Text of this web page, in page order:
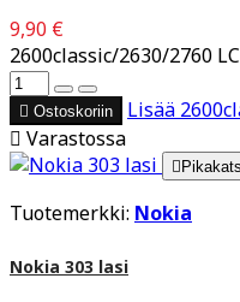
9,90 €
2600classic/2630/2760
 Ostoskoriin Lisää
 Varastossa

Tuotemerkki: Nokia
Nokia 303 lasi